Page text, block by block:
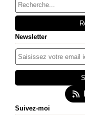
Newsletter
Suivez-moi